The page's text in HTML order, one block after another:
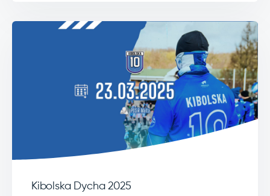
Kibolska Dycha 2025